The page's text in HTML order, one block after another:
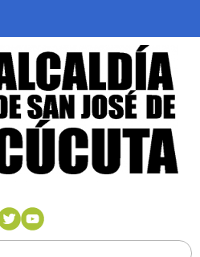
herramientas